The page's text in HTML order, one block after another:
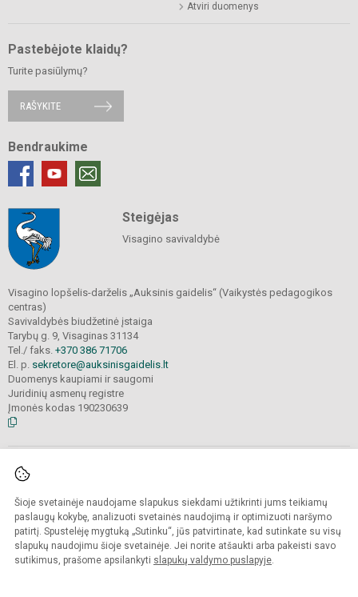
Šioje svetainėje naudojame slapukus siekdami užtikrinti jums teikiamų
paslaugų kokybę, analizuoti svetainės naudojimą ir optimizuoti naršymo
patirtį. Spustelėję mygtuką „Sutinku“, jūs patvirtinate, kad sutinkate su visų
slapukų naudojimu šioje svetainėje. Jei norite atšaukti arba pakeisti savo
sutikimus, prašome apsilankyti slapukų valdymo puslapyje.
Atviri duomenys
Pastebėjote klaidų?
Turite pasiūlymų?
RAŠYKITE
Bendraukime
Steigėjas
Visagino savivaldybė
Visagino lopšelis-darželis „Auksinis gaidelis“ (Vaikystės pedagogikos
centras)
Savivaldybės biudžetinė įstaiga
Tarybų g. 9, Visaginas 31134
Tel./ faks. +370 386 71706
El. p. sekretore@auksinisgaidelis.lt
Duomenys kaupiami ir saugomi
Juridinių asmenų registre
Įmonės kodas 190230639
© 2025. Visagino lopšelis-darželis „Auksinis gaidelis“ (Vaikystės pedagogikos
sutikimo
griežtai draudžiama.
Prieinamumo paraiška Slapukų valdymas
Sumanus būdas atnaujinti